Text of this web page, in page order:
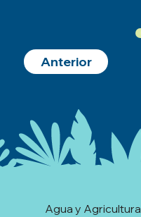
Anterior
Agua y Agricultura